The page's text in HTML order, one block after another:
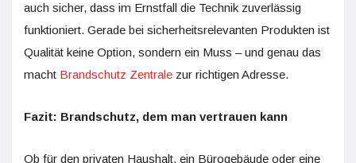
auch sicher, dass im Ernstfall die Technik zuverlässig
funktioniert. Gerade bei sicherheitsrelevanten Produkten ist
Qualität keine Option, sondern ein Muss – und genau das
macht Brandschutz Zentrale zur richtigen Adresse.
Fazit: Brandschutz, dem man vertrauen kann
Ob für den privaten Haushalt, ein Bürogebäude oder eine